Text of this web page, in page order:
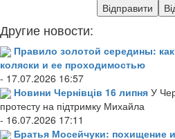
Другие новости:
Правило золотой середины:
коляски и ее проходимостью
- 17.07.2026 16:57
Новини Чернівців 16 липня У
протесту на підтримку Михайла
- 16.07.2026 17:11
Братья Мосейчуки: похищение